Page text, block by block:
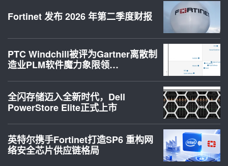
Fortinet 发布 2026 年第二季度财报
PTC Windchill被评为Gartner离散制
造业PLM软件魔力象限领…
全闪存储迈入全新时代，Dell
PowerStore Elite正式上市
英特尔携手Fortinet打造SP6 重构网
络安全芯片供应链格局